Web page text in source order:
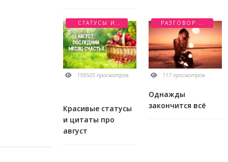
СТАТУСЫ И
ЦИТАТЫ
199505 просмотров
Красивые статусы
и цитаты про
август
РАЗГОВОР О
ЛЮБВИ
117 просмотров
Однажды
закончится всё